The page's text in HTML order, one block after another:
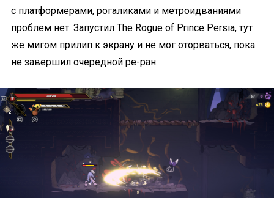
с платформерами, рогаликами и метроидваниями
проблем нет. Запустил The Rogue of Prince Persia, тут
же мигом прилип к экрану и не мог оторваться, пока
не завершил очередной ре-ран.